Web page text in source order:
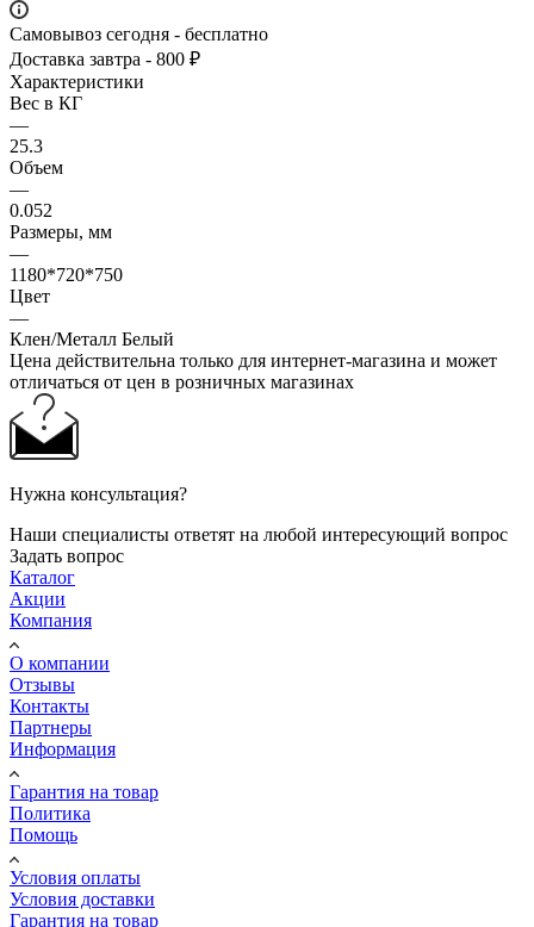
Самовывоз сегодня - бесплатно
Доставка завтра - 800 ₽
Характеристики
Вес в КГ
—
25.3
Объем
—
0.052
Размеры, мм
—
1180*720*750
Цвет
—
Клен/Металл Белый
Цена действительна только для интернет-магазина и может
отличаться от цен в розничных магазинах
Нужна консультация?
Наши специалисты ответят на любой интересующий вопрос
Задать вопрос
Каталог
Акции
Компания
О компании
Отзывы
Контакты
Партнеры
Информация
Гарантия на товар
Политика
Помощь
Условия оплаты
Условия доставки
Гарантия на товар